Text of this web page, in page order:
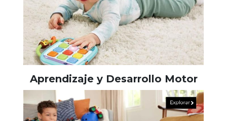
Aprendizaje y Desarrollo Motor